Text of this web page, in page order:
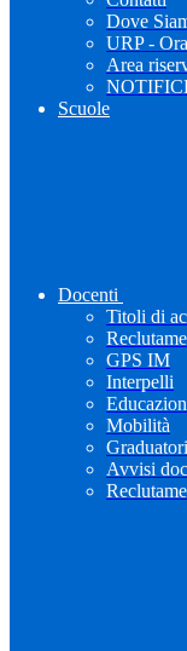
Dove
URP -
Area
Scuole
Docenti
Titoli di
GPS IM
Interpelli
Mobilità
Avvisi